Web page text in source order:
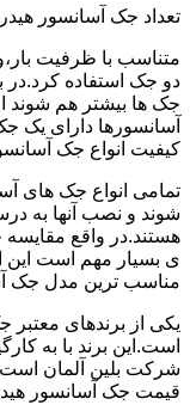
تعداد جک آسانسور
متناسب با ظرفیت
دو جک استفاده
جک ها بیشتر هم شوند
آسانسورها دارای یک
کیفیت انواع جک
تمامی انواع جک های
شوند و نصب آنها به
هستند.در واقع
ی بسیار مهم است این
مناسب ترین مدل جک
یکی از برندهای معتبر
است.این برند با به
شرکت بلین آلمان
قیمت جک آسانسور